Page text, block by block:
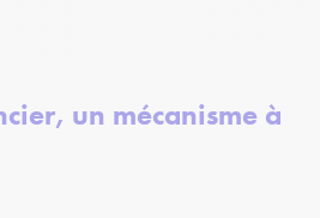
un mécanisme à